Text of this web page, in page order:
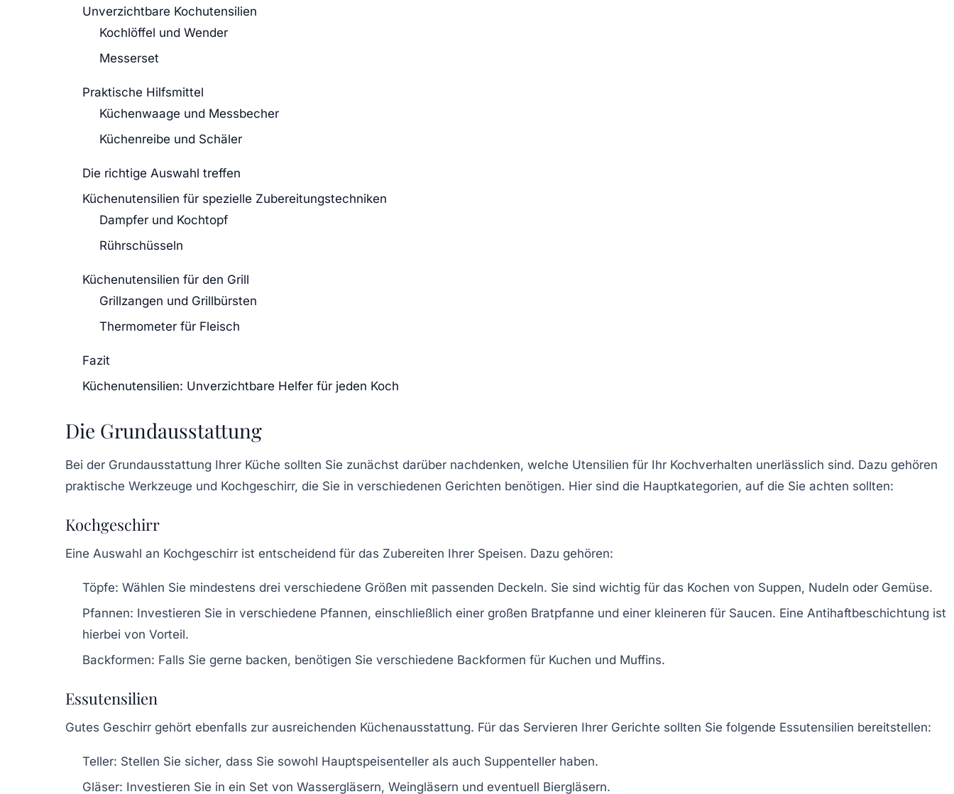
Unverzichtbare Kochutensilien
Kochlöffel und Wender
Messerset
Praktische Hilfsmittel
Küchenwaage und Messbecher
Küchenreibe und Schäler
Die richtige Auswahl treffen
Küchenutensilien für spezielle Zubereitungstechniken
Dampfer und Kochtopf
Rührschüsseln
Küchenutensilien für den Grill
Grillzangen und Grillbürsten
Thermometer für Fleisch
Fazit
Küchenutensilien: Unverzichtbare Helfer für jeden Koch
Die Grundausstattung
Bei der Grundausstattung Ihrer Küche sollten Sie zunächst darüber nachdenken, welche Utensilien für Ihr Kochverhalten unerlässlich sind. Dazu gehören
praktische Werkzeuge und Kochgeschirr, die Sie in verschiedenen Gerichten benötigen. Hier sind die Hauptkategorien, auf die Sie achten sollten:
Kochgeschirr
Eine Auswahl an Kochgeschirr ist entscheidend für das Zubereiten Ihrer Speisen. Dazu gehören:
Töpfe: Wählen Sie mindestens drei verschiedene Größen mit passenden Deckeln. Sie sind wichtig für das Kochen von Suppen, Nudeln oder Gemüse.
Pfannen: Investieren Sie in verschiedene Pfannen, einschließlich einer großen Bratpfanne und einer kleineren für Saucen. Eine Antihaftbeschichtung ist
hierbei von Vorteil.
Backformen: Falls Sie gerne backen, benötigen Sie verschiedene Backformen für Kuchen und Muffins.
Essutensilien
Gutes Geschirr gehört ebenfalls zur ausreichenden Küchenausstattung. Für das Servieren Ihrer Gerichte sollten Sie folgende Essutensilien bereitstellen:
Teller: Stellen Sie sicher, dass Sie sowohl Hauptspeisenteller als auch Suppenteller haben.
Gläser: Investieren Sie in ein Set von Wassergläsern, Weingläsern und eventuell Biergläsern.